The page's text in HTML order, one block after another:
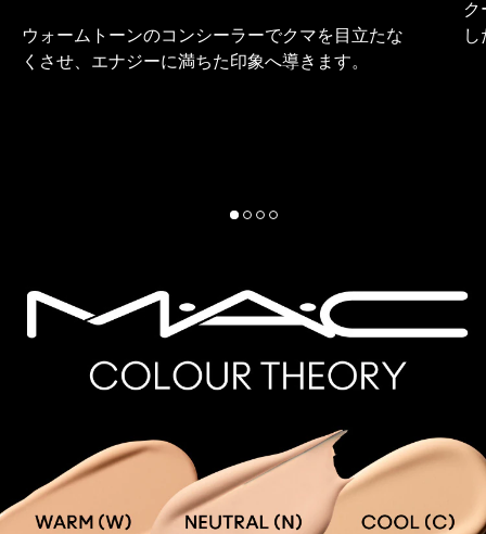
ウォームトーンのコンシーラーでクマを目立たな
くさせ、エナジーに満ちた印象へ導きます。
ク